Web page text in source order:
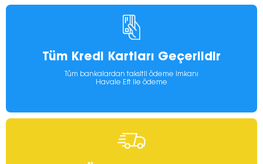
Tüm Kredi Kartları Geçerlidir
Tüm bankalardan taksitli ödeme imkanı
Havale Eft ile ödeme